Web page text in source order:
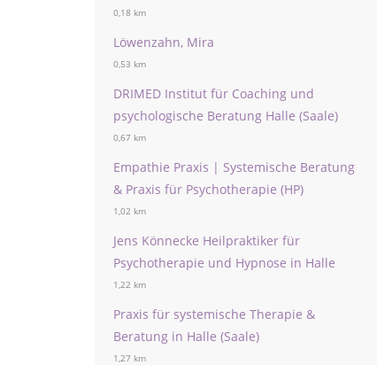
0,18 km
Löwenzahn, Mira
0,53 km
DRIMED Institut für Coaching und
psychologische Beratung Halle (Saale)
0,67 km
Empathie Praxis | Systemische Beratung
& Praxis für Psychotherapie (HP)
1,02 km
Jens Könnecke Heilpraktiker für
Psychotherapie und Hypnose in Halle
1,22 km
Praxis für systemische Therapie &
Beratung in Halle (Saale)
1,27 km